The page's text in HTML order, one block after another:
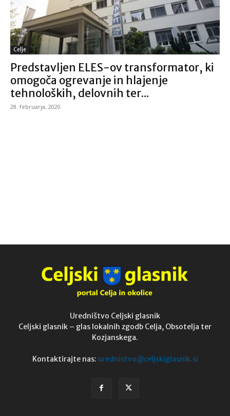
Celje
Predstavljen ELES-ov transformator, ki
omogoča ogrevanje in hlajenje
tehnoloških, delovnih ter...
28. februarja, 2020
Uredništvo Celjski glasnik
Celjski glasnik – glas lokalnih zgodb Celja, Obsotelja ter
Kozjanskega.
Kontaktirajte nas: urednistvo@celjskiglasnik.si